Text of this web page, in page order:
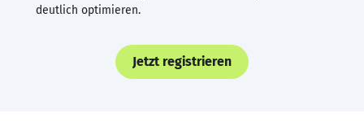
deutlich optimieren.
Jetzt registrieren